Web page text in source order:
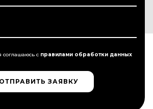
c правилами обработки данных
ОТПРАВИТЬ ЗАЯВКУ
ОТПРАВИТЬ ЗАЯВКУ